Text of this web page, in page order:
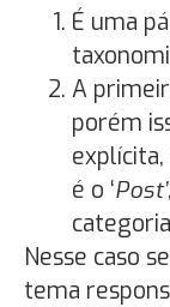
É uma
A
porém
é o ‘Post’
categoria
Nesse caso
tema